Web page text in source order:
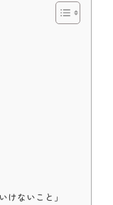
けないこと」